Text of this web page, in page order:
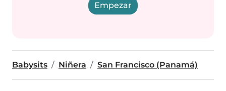
Empezar
Babysits Niñera San Francisco (Panamá)